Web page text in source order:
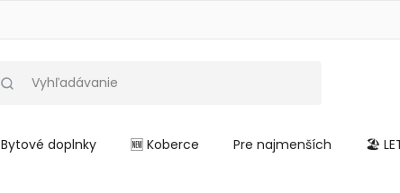
Bytové doplnky 🆕 Koberce Pre najmenších 🏖️